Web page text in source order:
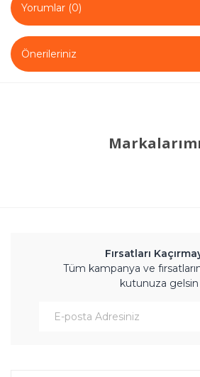
Yorumlar (0)
Önerileriniz
Fırsatları
Tüm kampanya ve
kutunuza gelsin